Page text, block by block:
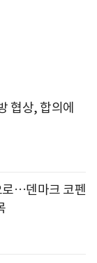
협상, 합의에
로…덴마크 코펜